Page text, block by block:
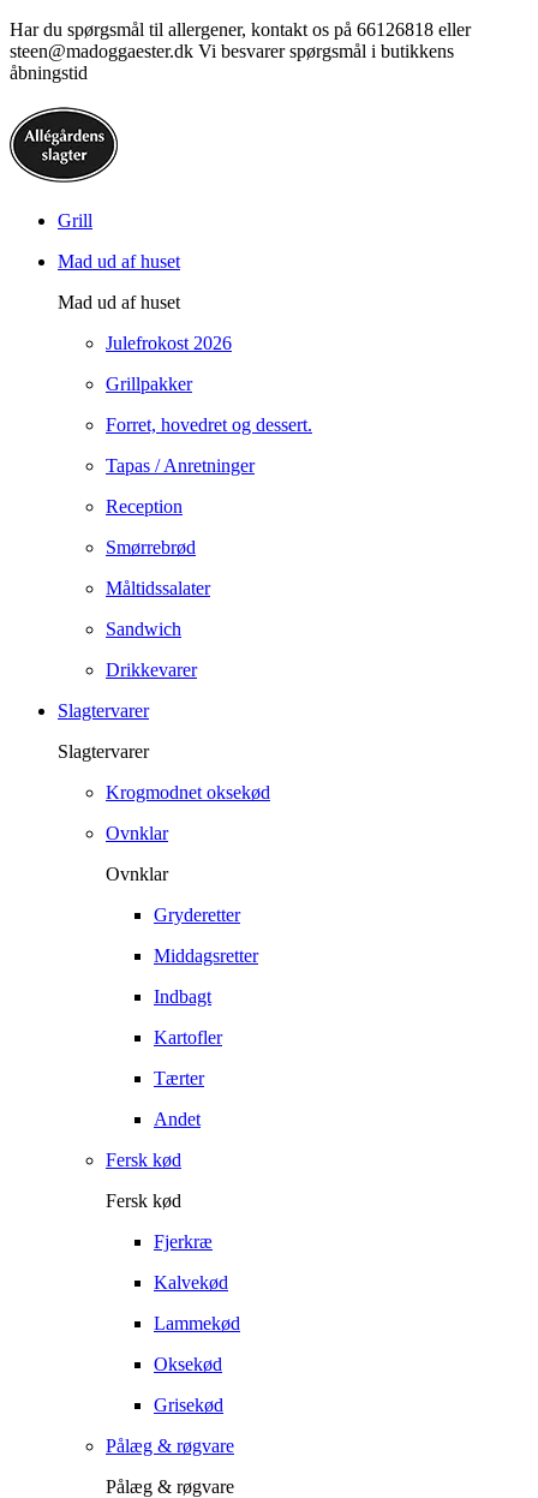
Har du spørgsmål til allergener, kontakt os på 66126818 eller
steen@madoggaester.dk Vi besvarer spørgsmål i butikkens
åbningstid
Grill
Mad ud af huset
Mad ud af huset
Julefrokost 2026
Grillpakker
Forret, hovedret og dessert.
Tapas / Anretninger
Reception
Smørrebrød
Måltidssalater
Sandwich
Drikkevarer
Slagtervarer
Slagtervarer
Krogmodnet oksekød
Ovnklar
Ovnklar
Gryderetter
Middagsretter
Indbagt
Kartofler
Tærter
Andet
Fersk kød
Fersk kød
Fjerkræ
Kalvekød
Lammekød
Oksekød
Grisekød
Pålæg & røgvare
Pålæg & røgvare